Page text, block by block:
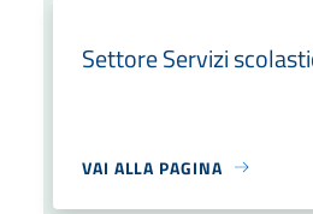
Settore Servizi
VAI ALLA PAGINA